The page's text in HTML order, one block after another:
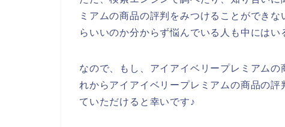
ミアムの商品の評判をみつけることができ
らいいのか分からず悩んでいる人も中にはい
なので、もし、アイアイベリープレミアム
れからアイアイベリープレミアムの商品の
ていただけると幸いです♪